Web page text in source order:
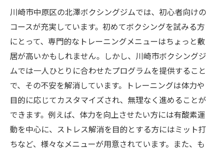
川崎市中原区の北澤ボクシングジムでは、初心者向けの
コースが充実しています。初めてボクシングを試みる方
にとって、専門的なトレーニングメニューはちょっと敷
居が高いかもしれません。しかし、川崎市ボクシングジ
ムでは一人ひとりに合わせたプログラムを提供すること
で、その不安を解消しています。トレーニングは体力や
目的に応じてカスタマイズされ、無理なく進めることが
できます。例えば、体力を向上させたい方には有酸素運
動を中心に、ストレス解消を目的とする方にはミット打
ちなど、様々なメニューが用意されています。また、も